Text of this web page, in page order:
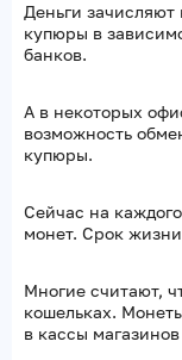
Деньги
купюры в
банков.
А в некоторых
возможность
купюры.
Сейчас на
монет. Срок
Многие считают,
кошельках.
в кассы